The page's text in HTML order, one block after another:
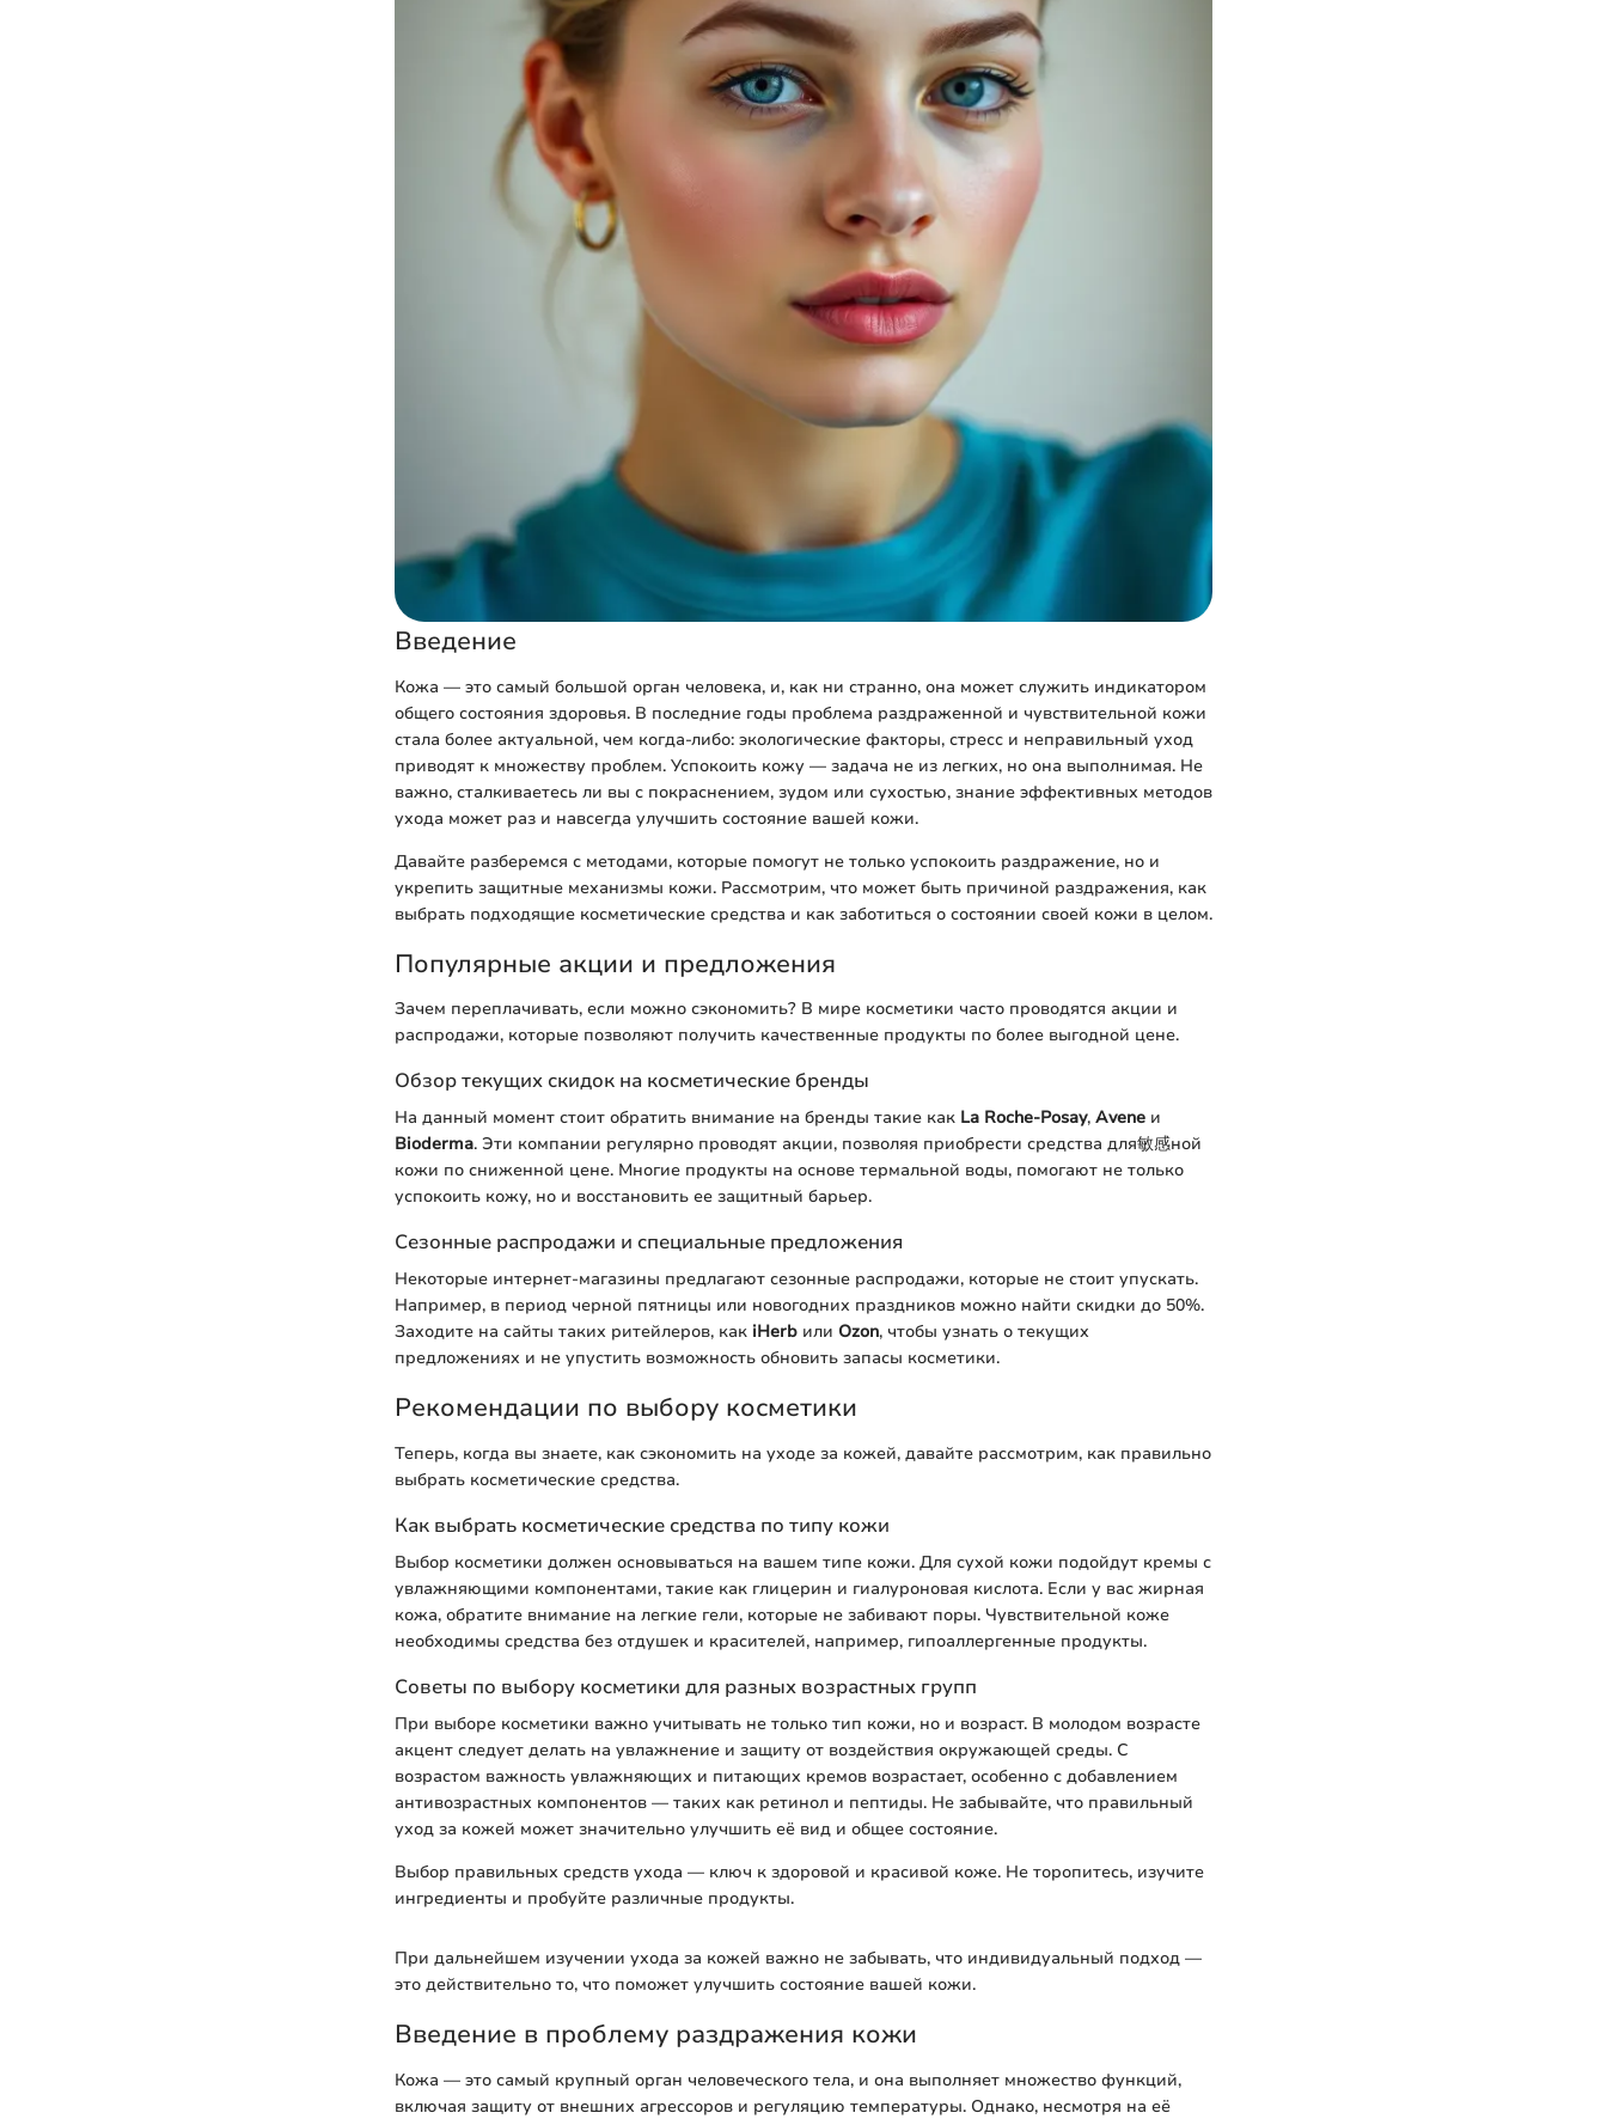
Введение
Кожа — это самый большой орган человека, и, как ни странно, она может служить индикатором
общего состояния здоровья. В последние годы проблема раздраженной и чувствительной кожи
стала более актуальной, чем когда-либо: экологические факторы, стресс и неправильный уход
приводят к множеству проблем. Успокоить кожу — задача не из легких, но она выполнимая. Не
важно, сталкиваетесь ли вы с покраснением, зудом или сухостью, знание эффективных методов
ухода может раз и навсегда улучшить состояние вашей кожи.
Давайте разберемся с методами, которые помогут не только успокоить раздражение, но и
укрепить защитные механизмы кожи. Рассмотрим, что может быть причиной раздражения, как
выбрать подходящие косметические средства и как заботиться о состоянии своей кожи в целом.
Популярные акции и предложения
Зачем переплачивать, если можно сэкономить? В мире косметики часто проводятся акции и
распродажи, которые позволяют получить качественные продукты по более выгодной цене.
Обзор текущих скидок на косметические бренды
На данный момент стоит обратить внимание на бренды такие как La Roche-Posay, Avene и
Bioderma. Эти компании регулярно проводят акции, позволяя приобрести средства для敏感ной
кожи по сниженной цене. Многие продукты на основе термальной воды, помогают не только
успокоить кожу, но и восстановить ее защитный барьер.
Сезонные распродажи и специальные предложения
Некоторые интернет-магазины предлагают сезонные распродажи, которые не стоит упускать.
Например, в период черной пятницы или новогодних праздников можно найти скидки до 50%.
Заходите на сайты таких ритейлеров, как iHerb или Ozon, чтобы узнать о текущих
предложениях и не упустить возможность обновить запасы косметики.
Рекомендации по выбору косметики
Теперь, когда вы знаете, как сэкономить на уходе за кожей, давайте рассмотрим, как правильно
выбрать косметические средства.
Как выбрать косметические средства по типу кожи
Выбор косметики должен основываться на вашем типе кожи. Для сухой кожи подойдут кремы с
увлажняющими компонентами, такие как глицерин и гиалуроновая кислота. Если у вас жирная
кожа, обратите внимание на легкие гели, которые не забивают поры. Чувствительной коже
необходимы средства без отдушек и красителей, например, гипоаллергенные продукты.
Советы по выбору косметики для разных возрастных групп
При выборе косметики важно учитывать не только тип кожи, но и возраст. В молодом возрасте
акцент следует делать на увлажнение и защиту от воздействия окружающей среды. С
возрастом важность увлажняющих и питающих кремов возрастает, особенно с добавлением
антивозрастных компонентов — таких как ретинол и пептиды. Не забывайте, что правильный
уход за кожей может значительно улучшить её вид и общее состояние.
Выбор правильных средств ухода — ключ к здоровой и красивой коже. Не торопитесь, изучите
ингредиенты и пробуйте различные продукты.
При дальнейшем изучении ухода за кожей важно не забывать, что индивидуальный подход —
это действительно то, что поможет улучшить состояние вашей кожи.
Введение в проблему раздражения кожи
Кожа — это самый крупный орган человеческого тела, и она выполняет множество функций,
включая защиту от внешних агрессоров и регуляцию температуры. Однако, несмотря на её